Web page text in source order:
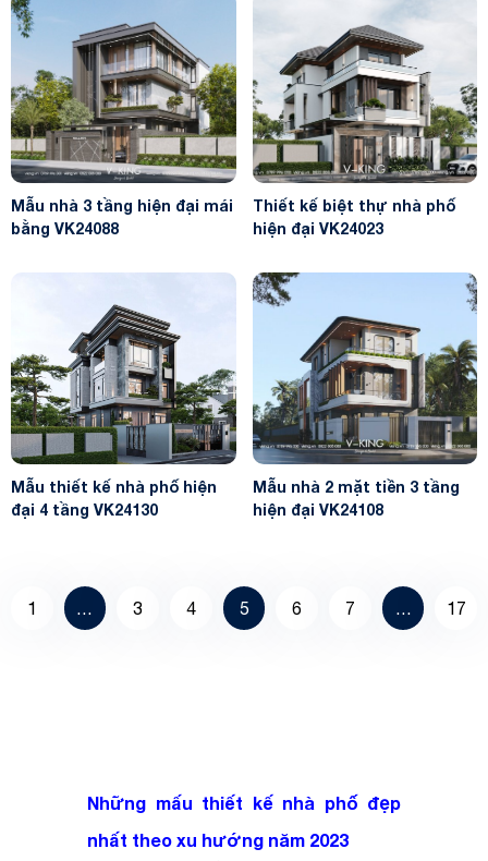
Mẫu nhà 3 tầng hiện đại mái
bằng VK24088
Thiết kế biệt thự nhà phố
hiện đại VK24023
Mẫu thiết kế nhà phố hiện
đại 4 tầng VK24130
Mẫu nhà 2 mặt tiền 3 tầng
hiện đại VK24108
1 … 3 4 5 6 7 … 17
Những mấu thiết kế nhà phố đẹp
nhất theo xu hướng năm 2023